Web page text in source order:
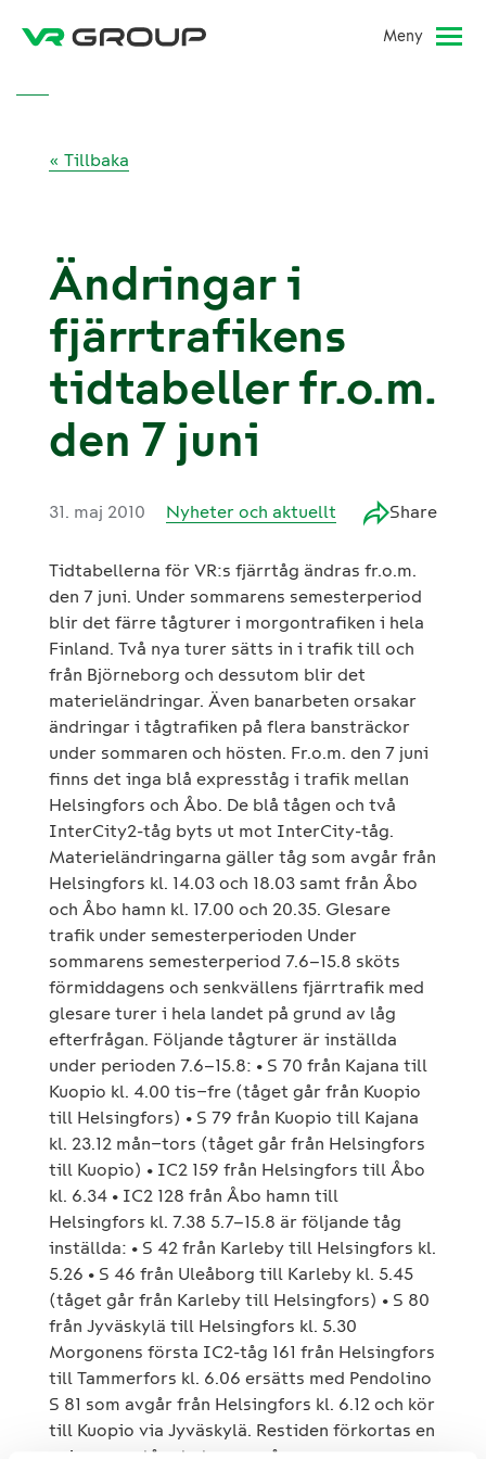
Meny
« Tillbaka
Ändringar i
fjärrtrafikens
tidtabeller fr.o.m.
den 7 juni
31. maj 2010 Nyheter och aktuellt Share
Tidtabellerna för VR:s fjärrtåg ändras fr.o.m.
den 7 juni. Under sommarens semesterperiod
blir det färre tågturer i morgontrafiken i hela
Finland. Två nya turer sätts in i trafik till och
från Björneborg och dessutom blir det
materieländringar. Även banarbeten orsakar
ändringar i tågtrafiken på flera bansträckor
under sommaren och hösten. Fr.o.m. den 7 juni
finns det inga blå expresståg i trafik mellan
Helsingfors och Åbo. De blå tågen och två
InterCity2-tåg byts ut mot InterCity-tåg.
Materieländringarna gäller tåg som avgår från
Helsingfors kl. 14.03 och 18.03 samt från Åbo
och Åbo hamn kl. 17.00 och 20.35. Glesare
trafik under semesterperioden Under
sommarens semesterperiod 7.6–15.8 sköts
förmiddagens och senkvällens fjärrtrafik med
glesare turer i hela landet på grund av låg
efterfrågan. Följande tågturer är inställda
under perioden 7.6–15.8: • S 70 från Kajana till
Kuopio kl. 4.00 tis−fre (tåget går från Kuopio
till Helsingfors) • S 79 från Kuopio till Kajana
kl. 23.12 mån−tors (tåget går från Helsingfors
till Kuopio) • IC2 159 från Helsingfors till Åbo
kl. 6.34 • IC2 128 från Åbo hamn till
Helsingfors kl. 7.38 5.7–15.8 är följande tåg
inställda: • S 42 från Karleby till Helsingfors kl.
5.26 • S 46 från Uleåborg till Karleby kl. 5.45
(tåget går från Karleby till Helsingfors) • S 80
från Jyväskylä till Helsingfors kl. 5.30
Morgonens första IC2-tåg 161 från Helsingfors
till Tammerfors kl. 6.06 ersätts med Pendolino
S 81 som avgår från Helsingfors kl. 6.12 och kör
till Kuopio via Jyväskylä. Restiden förkortas en